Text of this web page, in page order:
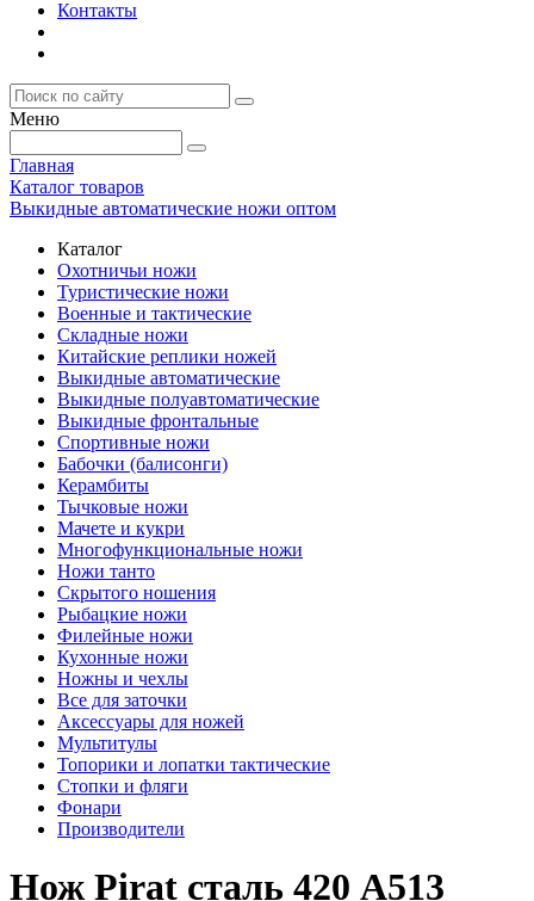
Контакты
Меню
Главная
Каталог товаров
Выкидные автоматические ножи оптом
Каталог
Охотничьи ножи
Туристические ножи
Военные и тактические
Складные ножи
Китайские реплики ножей
Выкидные автоматические
Выкидные полуавтоматические
Выкидные фронтальные
Спортивные ножи
Бабочки (балисонги)
Керамбиты
Тычковые ножи
Мачете и кукри
Многофункциональные ножи
Ножи танто
Скрытого ношения
Рыбацкие ножи
Филейные ножи
Кухонные ножи
Ножны и чехлы
Все для заточки
Аксессуары для ножей
Мультитулы
Топорики и лопатки тактические
Стопки и фляги
Фонари
Производители
Нож Pirat сталь 420 A513